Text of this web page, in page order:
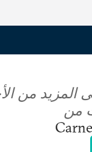
من
من